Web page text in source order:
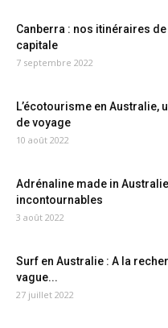
Canberra : nos itinéraires
capitale
7 septembre 2022
L’écotourisme en Australie,
de voyage
10 août 2022
Adrénaline made in
incontournables
3 août 2022
Surf en Australie : A la
vague...
27 juillet 2022